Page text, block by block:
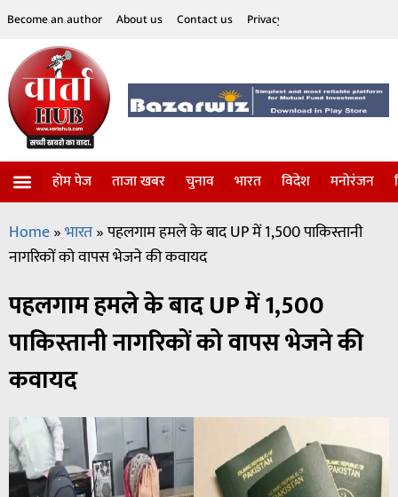
Become an author About us Contact us Privacy Policy
होम पेज ताजा खबर चुनाव भारत विदेश मनोरंजन
Home»भारत»पहलगाम हमले के बाद UP में 1,500 पाकिस्तानी
नागरिकों को वापस भेजने की कवायद
पहलगाम हमले के बाद UP में 1,500
पाकिस्तानी नागरिकों को वापस भेजने की
कवायद